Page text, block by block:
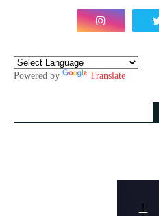
Powered by Translate